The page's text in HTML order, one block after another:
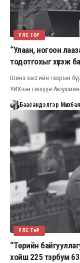
УЛС ТӨР
“Улаан, ногоон
тодотгохыг хүсэж
Шинэ засгийн газрын
УИХ-ын гишүүн Аюушийн
Баасандэлгэр
УЛС ТӨР
“Төрийн
хойш 225 тэрбум